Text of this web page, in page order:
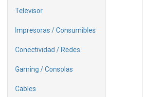
Televisor
Impresoras / Consumibles
Conectividad / Redes
Gaming / Consolas
Cables